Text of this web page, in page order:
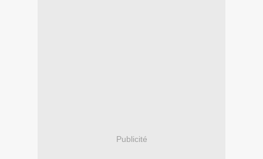
Publicité